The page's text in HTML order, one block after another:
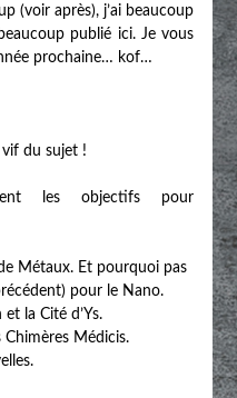
(voir après), j’ai beaucoup
publié ici. Je vous
prochaine… kof…
vif du sujet !
les objectifs pour
Métaux. Et pourquoi pas
pour le Nano.
la Cité d’Ys.
Chimères Médicis.